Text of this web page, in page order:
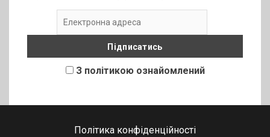
З політикою ознайомлений
Політика конфіденційності